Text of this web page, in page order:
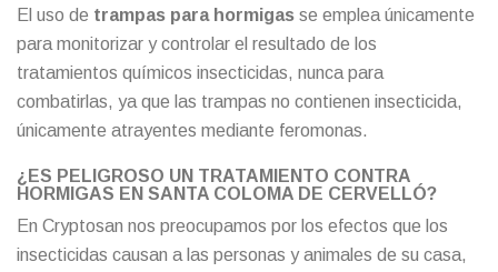
El uso de trampas para hormigas se emplea únicamente
para monitorizar y controlar el resultado de los
tratamientos químicos insecticidas, nunca para
combatirlas, ya que las trampas no contienen insecticida,
únicamente atrayentes mediante feromonas.
¿ES PELIGROSO UN TRATAMIENTO CONTRA
HORMIGAS EN SANTA COLOMA DE CERVELLÓ?
En Cryptosan nos preocupamos por los efectos que los
insecticidas causan a las personas y animales de su casa,